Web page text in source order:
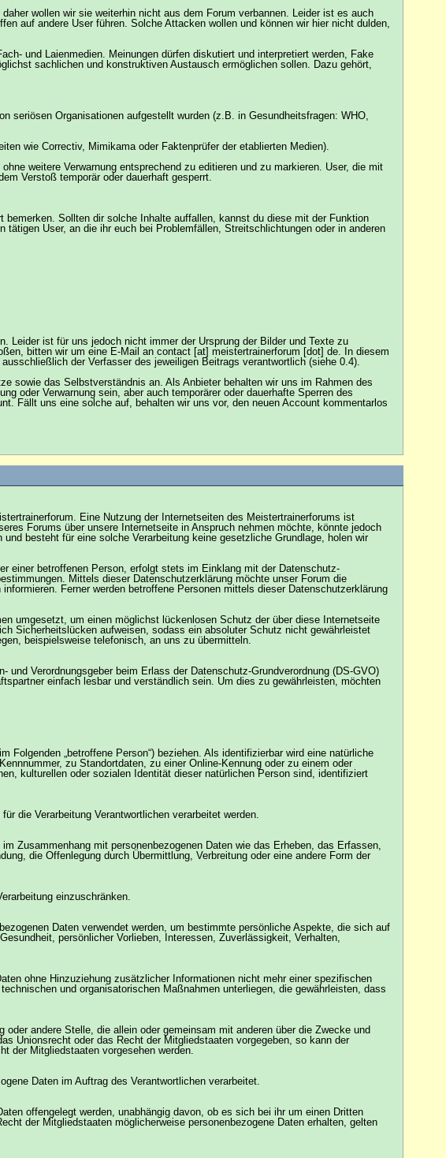
wollen wir sie weiterhin nicht aus dem Forum verbannen. Leider ist es auch
auf andere User führen. Solche Attacken wollen und können wir hier nicht dulden,
und Laienmedien. Meinungen dürfen diskutiert und interpretiert werden, Fake
sachlichen und konstruktiven Austausch ermöglichen sollen. Dazu gehört,
seriösen Organisationen aufgestellt wurden (z.B. in Gesundheitsfragen: WHO,
wie Correctiv, Mimikama oder Faktenprüfer der etablierten Medien).
weitere Verwarnung entsprechend zu editieren und zu markieren. User, die mit
Verstoß temporär oder dauerhaft gesperrt.
Sollten dir solche Inhalte auffallen, kannst du diese mit der Funktion
User, an die ihr euch bei Problemfällen, Streitschlichtungen oder in anderen
Leider ist für uns jedoch nicht immer der Ursprung der Bilder und Texte zu
bitten wir um eine E-Mail an contact [at] meistertrainerforum [dot] de. In diesem
der Verfasser des jeweiligen Beitrags verantwortlich (siehe 0.4).
sowie das Selbstverständnis an. Als Anbieter behalten wir uns im Rahmen des
oder Verwarnung sein, aber auch temporärer oder dauerhafte Sperren des
Fällt uns eine solche auf, behalten wir uns vor, den neuen Account kommentarlos
Eine Nutzung der Internetseiten des Meistertrainerforums ist
Forums über unsere Internetseite in Anspruch nehmen möchte, könnte jedoch
besteht für eine solche Verarbeitung keine gesetzliche Grundlage, holen wir
einer betroffenen Person, erfolgt stets im Einklang mit der Datenschutz-
Mittels dieser Datenschutzerklärung möchte unser Forum die
Ferner werden betroffene Personen mittels dieser Datenschutzerklärung
umgesetzt, um einen möglichst lückenlosen Schutz der über diese Internetseite
Sicherheitslücken aufweisen, sodass ein absoluter Schutz nicht gewährleistet
beispielsweise telefonisch, an uns zu übermitteln.
Verordnungsgeber beim Erlass der Datenschutz-Grundverordnung (DS-GVO)
einfach lesbar und verständlich sein. Um dies zu gewährleisten, möchten
„betroffene Person“) beziehen. Als identifizierbar wird eine natürliche
zu Standortdaten, zu einer Online-Kennung oder zu einem oder
kulturellen oder sozialen Identität dieser natürlichen Person sind, identifiziert
die Verarbeitung Verantwortlichen verarbeitet werden.
Zusammenhang mit personenbezogenen Daten wie das Erheben, das Erfassen,
die Offenlegung durch Übermittlung, Verbreitung oder eine andere Form der
einzuschränken.
Daten verwendet werden, um bestimmte persönliche Aspekte, die sich auf
persönlicher Vorlieben, Interessen, Zuverlässigkeit, Verhalten,
ohne Hinzuziehung zusätzlicher Informationen nicht mehr einer spezifischen
und organisatorischen Maßnahmen unterliegen, die gewährleisten, dass
andere Stelle, die allein oder gemeinsam mit anderen über die Zwecke und
Unionsrecht oder das Recht der Mitgliedstaaten vorgegeben, so kann der
der Mitgliedstaaten vorgesehen werden.
Daten im Auftrag des Verantwortlichen verarbeitet.
offengelegt werden, unabhängig davon, ob es sich bei ihr um einen Dritten
der Mitgliedstaaten möglicherweise personenbezogene Daten erhalten, gelten